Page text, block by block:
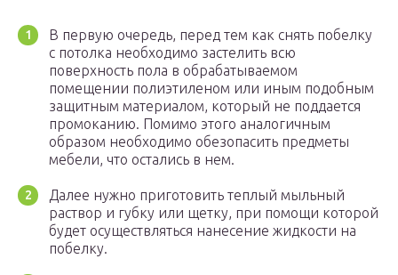
В первую очередь, перед тем как снять побелку
с потолка необходимо застелить всю
поверхность пола в обрабатываемом
помещении полиэтиленом или иным подобным
защитным материалом, который не поддается
промоканию. Помимо этого аналогичным
образом необходимо обезопасить предметы
мебели, что остались в нем.
Далее нужно приготовить теплый мыльный
раствор и губку или щетку, при помощи которой
будет осуществляться нанесение жидкости на
побелку.